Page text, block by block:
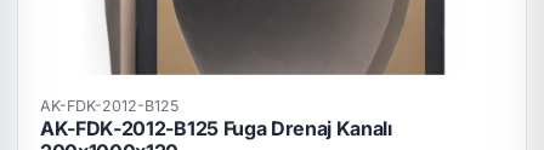
AK-FDK-2012-B125
AK-FDK-2012-B125 Fuga Drenaj Kanalı